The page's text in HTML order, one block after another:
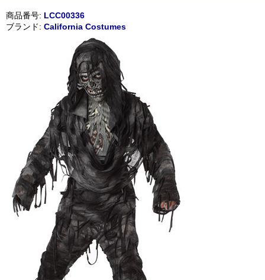
商品番号: LCC00336
ブランド: California Costumes